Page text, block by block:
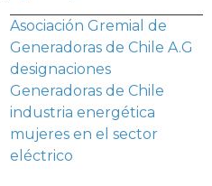
Asociación Gremial de
Generadoras de Chile A.G
designaciones
Generadoras de Chile
industria energética
mujeres en el sector
eléctrico